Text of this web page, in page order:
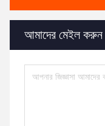
আমাদের মেইল ​​করুন